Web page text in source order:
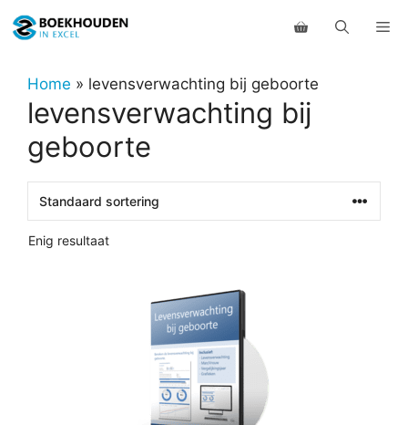
naar
inhoudHome » levensverwachting bij geboorte
levensverwachting bij
geboorte
Enig resultaat